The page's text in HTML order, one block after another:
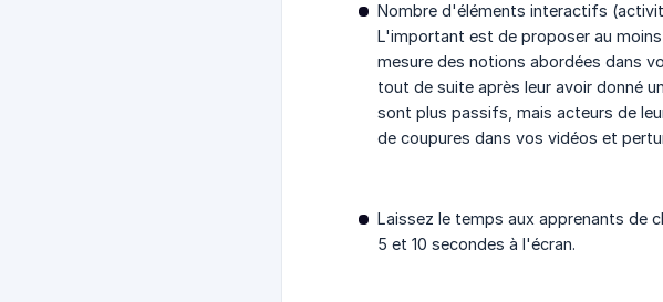
Nombre d'éléments interactifs
L'important est de proposer au
mesure des notions abordées dans
tout de suite après leur avoir donné
sont plus passifs, mais acteurs de
de coupures dans vos vidéos et
Laissez le temps aux apprenants de
5 et 10 secondes à l'écran.